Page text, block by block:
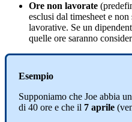
Ore non lavorate (
esclusi dal timesheet e non
lavorative. Se un
quelle ore saranno
Esempio
Supponiamo che Joe abbia
di 40 ore e che il 7 aprile (